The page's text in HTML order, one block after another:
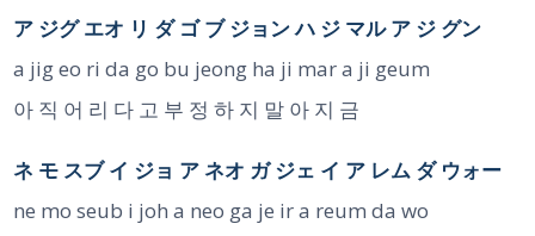
ア ジグ エオ リ ダ ゴ ブ ジョン ハ ジ マル ア ジ グン
a jig eo ri da go bu jeong ha ji mar a ji geum
아 직 어 리 다 고 부 정 하 지 말 아 지 금
ネ モ スブ イ ジョ ア ネオ ガ ジェ イ ア レム ダ ウォー
ne mo seub i joh a neo ga je ir a reum da wo